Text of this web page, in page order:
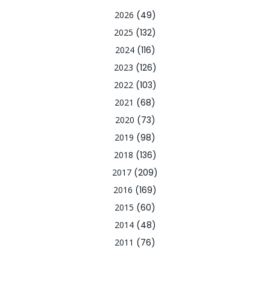
2026 (49)
2025 (132)
2024(116)
2023 (126)
2022(103)
2021 (68)
2020 (73)
2019 (98)
2018 (136)
2017 (209)
2016 (169)
2015 (60)
2014(48)
2011 (76)